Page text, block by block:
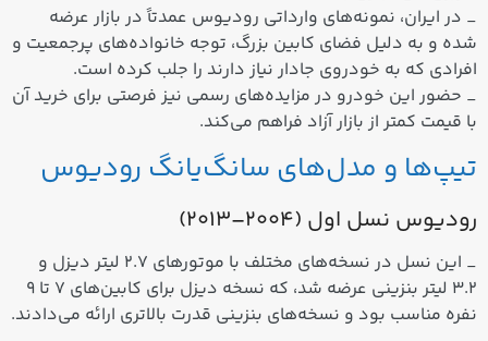
_ در ایران، نمونه‌های وارداتی رودیوس عمدتاً در بازار عرضه
شده و به دلیل فضای کابین بزرگ، توجه خانواده‌های پرجمعیت و
افرادی که به خودروی جادار نیاز دارند را جلب کرده است.
_ حضور این خودرو در مزایده‌های رسمی نیز فرصتی برای خرید آن
با قیمت کمتر از بازار آزاد فراهم می‌کند.
تیپ‌ها و مدل‌های سانگ‌یانگ رودیوس
رودیوس نسل اول (2004–2013)
_ این نسل در نسخه‌های مختلف با موتورهای ۲.۷ لیتر دیزل و
3.2 لیتر بنزینی عرضه شد، که نسخه دیزل برای کابین‌های 7 تا 9
نفره مناسب بود و نسخه‌های بنزینی قدرت بالاتری ارائه می‌دادند.